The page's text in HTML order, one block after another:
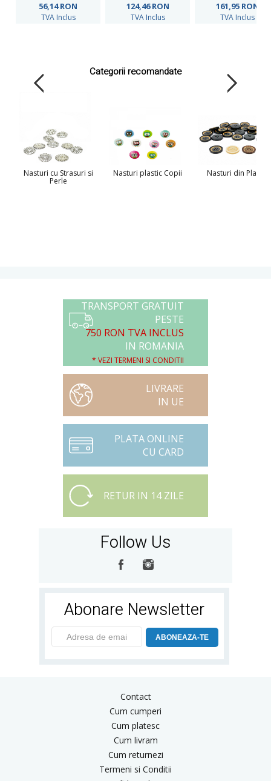
56,14RON
TVA Inclus
B6383
124,46RON
TVA Inclus
161,95 RON
TVA Inclus
Categorii recomandate
Nasturi cu Strasuri si
Perle
Nasturi plastic Copii Nasturi din Plastic
TRANSPORT GRATUIT
PESTE
750 RON TVA INCLUS
IN ROMANIA
* VEZI TERMENI SI CONDITII
LIVRARE
IN UE
PLATA ONLINE
CU CARD
RETUR IN 14 ZILE
Follow Us
Abonare Newsletter
ABONEAZA-TE
Contact
Cum cumperi
Cum platesc
Cum livram
Cum returnezi
Termeni si Conditii